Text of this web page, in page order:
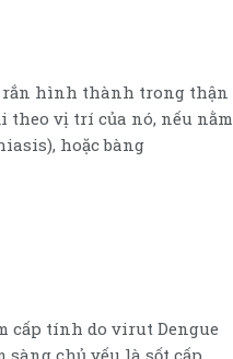
rắn hình thành trong thận
theo vị trí của nó, nếu nằm
hoặc bàng
cấp tính do virut Dengue